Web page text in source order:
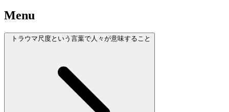
Menu
トラウマ尺度という言葉で人々が意味すること